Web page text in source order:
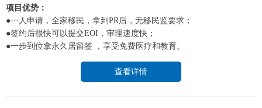
项目优势：
●一人申请，全家移民，拿到PR后，无移民监要求；
●签约后很快可以提交EOI，审理速度快；
●一步到位拿永久居留签 ，享受免费医疗和教育。
查看详情